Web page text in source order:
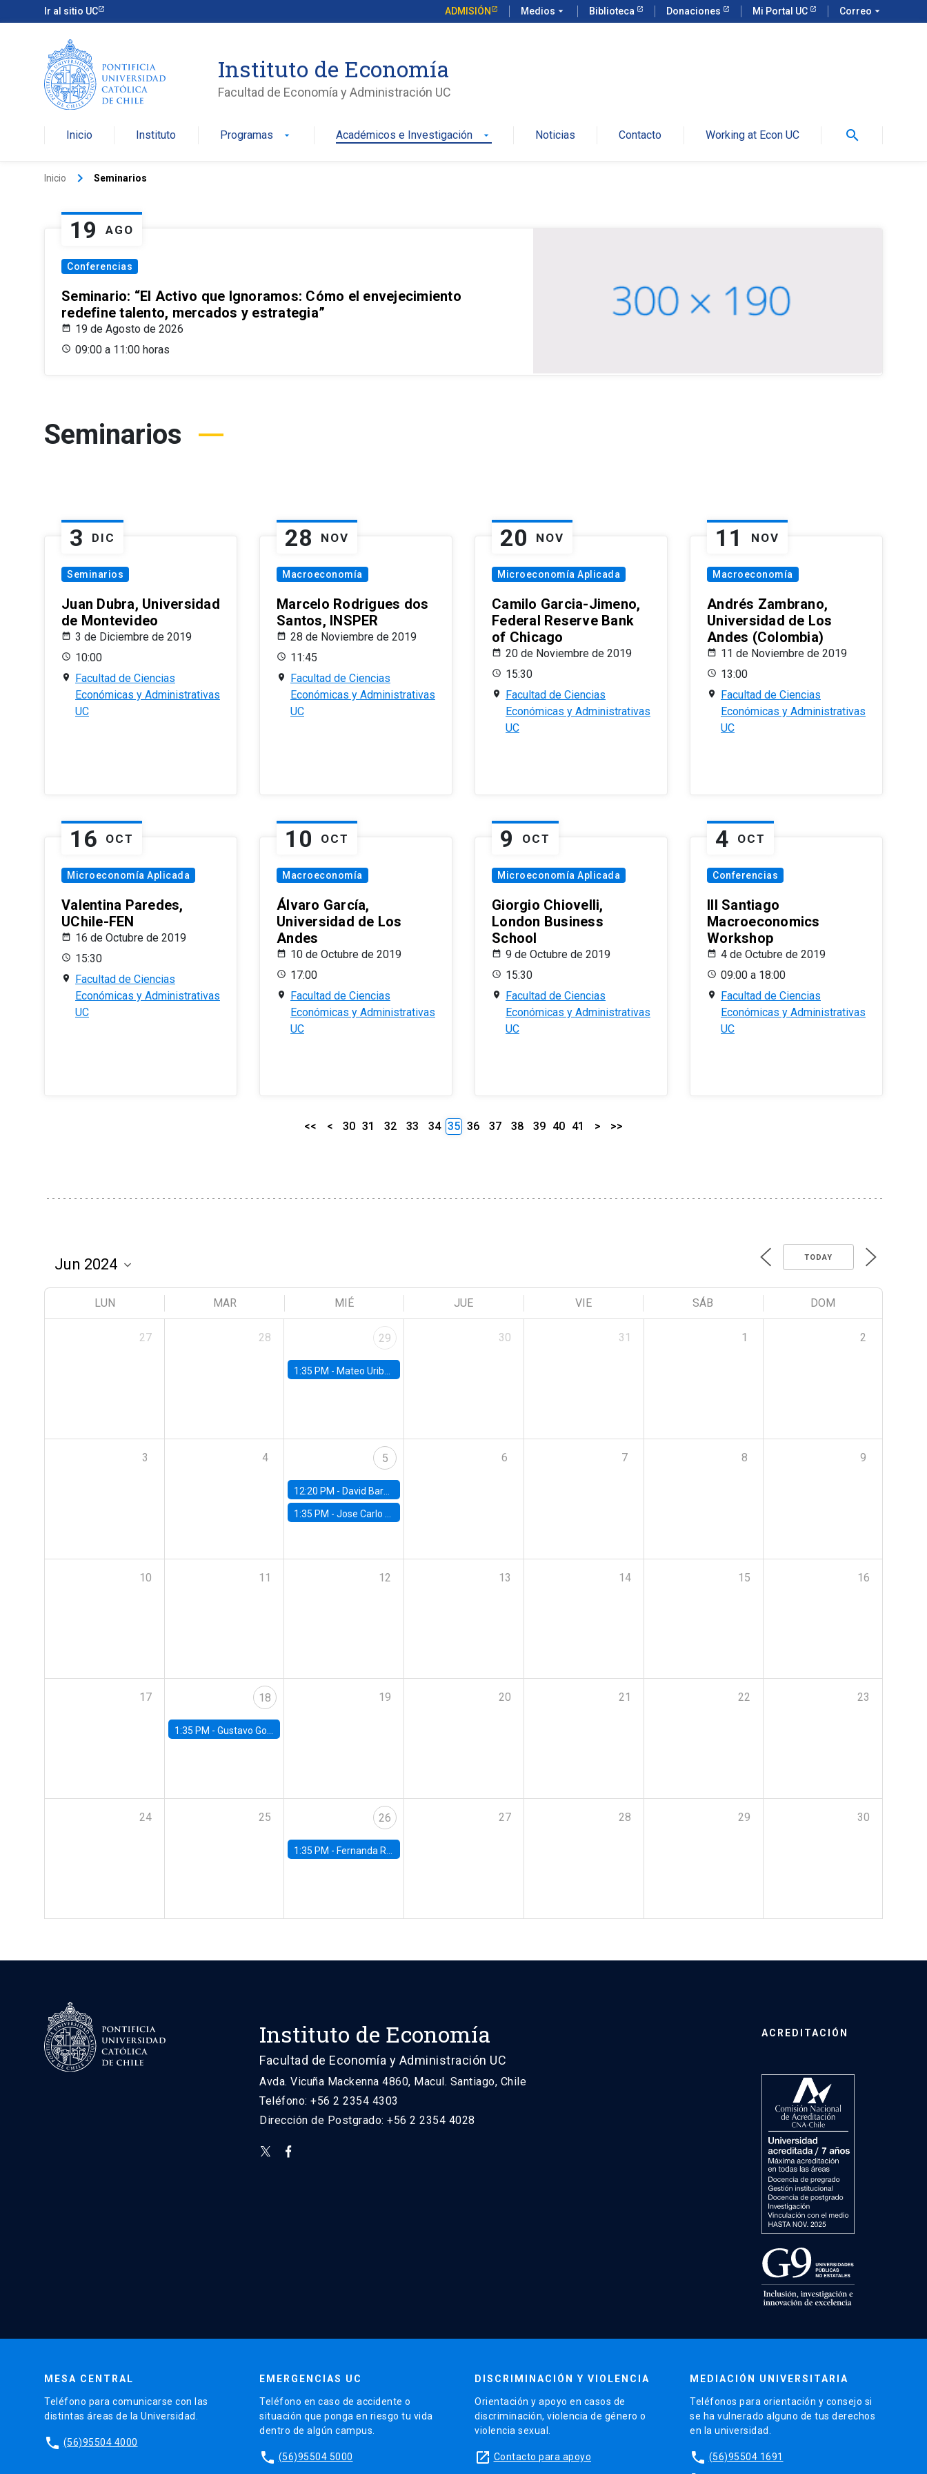
Ir al sitio UC ADMISIÓN Medios arrow_drop_down Biblioteca Donaciones Mi Portal UC Correo arrow_drop_down
Instituto de Economía
Facultad de Economía y Administración UC
Inicio Instituto Programas arrow_drop_down Académicos e Investigación arrow_drop_down Noticias Contacto Working at Econ UC search
Inicio keyboard_arrow_right Seminarios
19 AGO
Conferencias
Seminario: “El Activo que Ignoramos: Cómo el envejecimiento
redefine talento, mercados y estrategia”
19 de Agosto de 2026
09:00 a 11:00 horas
Seminarios
3 DIC
Seminarios
Juan Dubra, Universidad
de Montevideo
3 de Diciembre de 2019
10:00
Facultad de Ciencias
Económicas y Administrativas
UC
28 NOV
Macroeconomía
Marcelo Rodrigues dos
Santos, INSPER
28 de Noviembre de 2019
11:45
Facultad de Ciencias
Económicas y Administrativas
UC
20 NOV
Microeconomía Aplicada
Camilo Garcia-Jimeno,
Federal Reserve Bank
of Chicago
20 de Noviembre de 2019
15:30
Facultad de Ciencias
Económicas y Administrativas
UC
11 NOV
Macroeconomía
Andrés Zambrano,
Universidad de Los
Andes (Colombia)
11 de Noviembre de 2019
13:00
Facultad de Ciencias
Económicas y Administrativas
UC
16 OCT
Microeconomía Aplicada
Valentina Paredes,
UChile-FEN
16 de Octubre de 2019
15:30
Facultad de Ciencias
Económicas y Administrativas
UC
10 OCT
Macroeconomía
Álvaro García,
Universidad de Los
Andes
10 de Octubre de 2019
17:00
Facultad de Ciencias
Económicas y Administrativas
UC
9 OCT
Microeconomía Aplicada
Giorgio Chiovelli,
London Business
School
9 de Octubre de 2019
15:30
Facultad de Ciencias
Económicas y Administrativas
UC
4 OCT
Conferencias
III Santiago
Macroeconomics
Workshop
4 de Octubre de 2019
09:00 a 18:00
Facultad de Ciencias
Económicas y Administrativas
UC
<< < 30 31 32 33 34 35 36 37 38 39 40 41 > >>
TODAY
LUN MAR MIÉ JUE VIE SÁB DOM
27 28 29
1:35 PM - Mateo Uribe-Castro, Universidad de los Andes (Colombia)
30 31 1 2
3 4 5
12:20 PM - David Bardey, Universidad de los Andes - CEDE
1:35 PM -Jose Carlo Bermudez, UC (ME) & World Bank
6 7 8 9
10 11 12 13 14 15 16
17 18
1:35 PM - Gustavo González, Banco Central de Chile
19 20 21 22 23
24 25 26
1:35 PM - Fernanda Rojas Ampuero, University of Wisconsin-Madison
27 28 29 30
Instituto de Economía
Facultad de Economía y Administración UC
Avda. Vicuña Mackenna 4860, Macul. Santiago, Chile
Teléfono: +56 2 2354 4303
Dirección de Postgrado: +56 2 2354 4028
ACREDITACIÓN
MESA CENTRAL
Teléfono para comunicarse con las
distintas áreas de la Universidad.
phone (56)95504 4000
EMERGENCIAS UC
Teléfono en caso de accidente o
situación que ponga en riesgo tu vida
dentro de algún campus.
phone (56)95504 5000
DISCRIMINACIÓN Y VIOLENCIA
Orientación y apoyo en casos de
discriminación, violencia de género o
violencia sexual.
launch Contacto para apoyo
MEDIACIÓN UNIVERSITARIA
Teléfonos para orientación y consejo si
se ha vulnerado alguno de tus derechos
en la universidad.
phone (56)95504 1691